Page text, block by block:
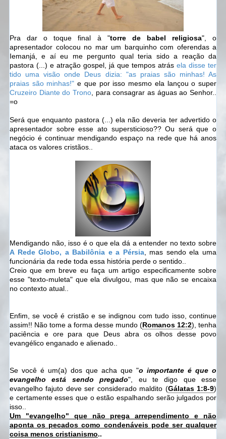
Pra dar o toque final à "torre de babel religiosa", o
apresentador colocou no mar um barquinho com oferendas a
Iemanjá, e aí eu me pergunto qual teria sido a reação da
pastora (...) e atração gospel, já que tempos atrás ela disse ter
tido uma visão onde Deus dizia: "as praias são minhas! As
praias são minhas!" e que por isso mesmo ela lançou o super
Cruzeiro Diante do Trono , para consagrar as águas ao Senhor..
=o
Será que enquanto pastora (...) ela não deveria ter advertido o
apresentador sobre esse ato supersticioso?? Ou será que o
negócio é continuar mendigando espaço na rede que há anos
ataca os valores cristãos..
Mendigando não, isso é o que ela dá a entender no texto sobre
A Rede Globo, a Babilônia e a Pérsia, mas sendo ela uma
funcionária da rede toda essa história perde o sentido..
Creio que em breve eu faça um artigo especificamente sobre
esse "texto-muleta" que ela divulgou, mas que não se encaixa
no contexto atual..
Enfim, se você é cristão e se indignou com tudo isso, continue
assim!! Não tome a forma desse mundo (Romanos 12:2), tenha
paciência e ore para que Deus abra os olhos desse povo
evangélico enganado e alienado..
Se você é um(a) dos que acha que "o importante é que o
evangelho está sendo pregado", eu te digo que esse
evangelho fajuto deve ser considerado maldito (Gálatas 1:8-9)
e certamente esses que o estão espalhando serão julgados por
isso..
Um "evangelho" que não prega arrependimento e não
aponta os pecados como condenáveis pode ser qualquer
coisa menos cristianismo..